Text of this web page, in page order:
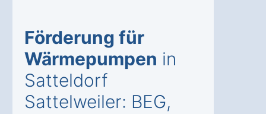
Förderung für
Wärmepumpen in
Satteldorf
Sattelweiler: BEG,